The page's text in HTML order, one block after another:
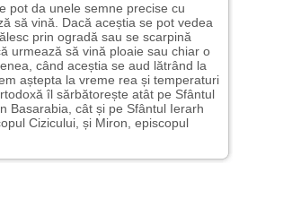
pot da unele semne precise cu
să vină. Dacă aceștia se pot vedea
prin ogradă sau se scarpină
urmează să vină ploaie sau chiar o
când aceștia se aud lătrând la
aștepta la vreme rea și temperaturi
îl sărbătorește atât pe Sfântul
Basarabia, cât și pe Sfântul Ierarh
Cizicului, și Miron, episcopul